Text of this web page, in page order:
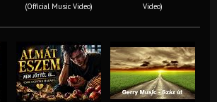
(Official Music Video)
Video)